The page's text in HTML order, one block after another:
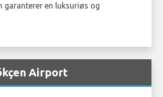
garanterer en luksuriøs og
Airport